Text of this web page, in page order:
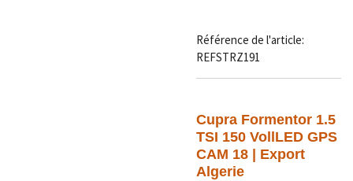
Référence de l'article:
REFSTRZ191
Cupra Formentor 1.5
TSI 150 VollLED GPS
CAM 18 | Export
Algerie